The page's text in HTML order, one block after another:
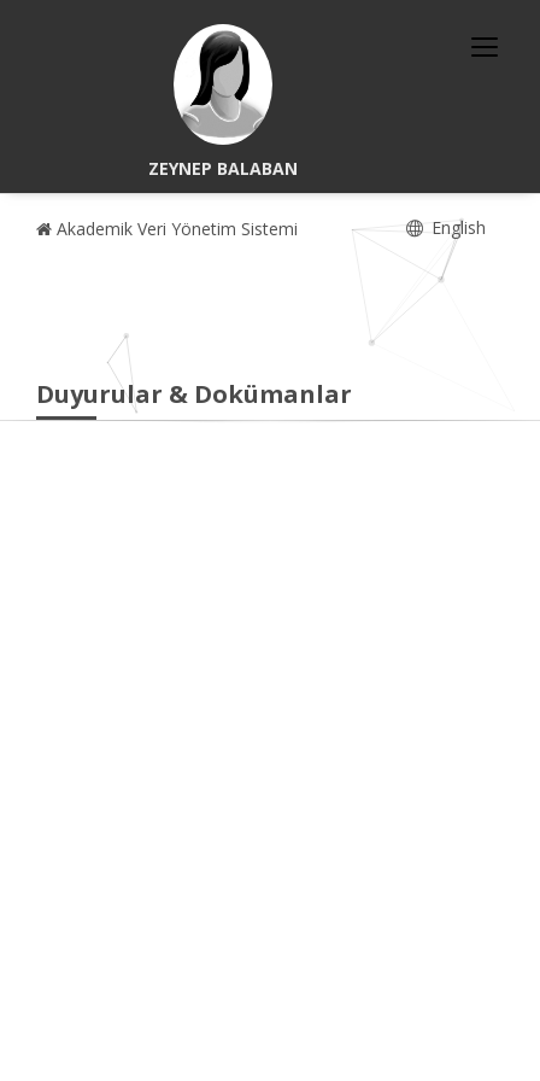
ZEYNEP BALABAN
Akademik Veri Yönetim Sistemi English
Duyurular & Dokümanlar